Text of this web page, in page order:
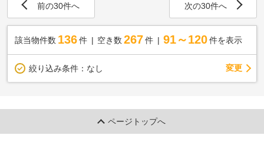
前の30件へ 次の30件へ
該当物件数 136件 空き数 267 件 91～120 件を表示
絞り込み条件： なし 変更
ページトップへ